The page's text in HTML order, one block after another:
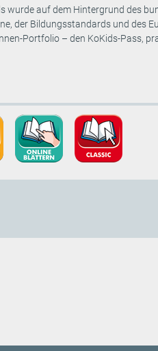
wurde auf dem Hintergrund des
der Bildungsstandards und des
Portfolio – den KoKids-Pass,